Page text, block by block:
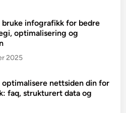
bruke infografikk for bedre
optimalisering og
2025
optimalisere nettsiden din for
faq, strukturert data og